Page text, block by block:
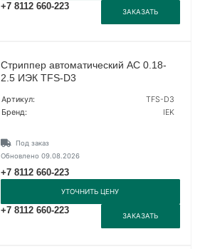
+7 8112 660-223
ЗАКАЗАТЬ
Стриппер автоматический АС 0.18-
2.5 ИЭК TFS-D3
Артикул:
TFS-D3
Бренд:
IEK
Под заказ
Обновлено 09.08.2026
+7 8112 660-223
УТОЧНИТЬ ЦЕНУ
+7 8112 660-223
ЗАКАЗАТЬ